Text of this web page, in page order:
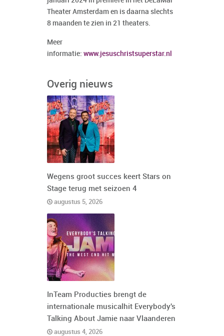
Theater Amsterdam en is daarna slechts
8 maanden te zien in 21 theaters.
Meer
informatie: www.jesuschristsuperstar.nl
Overig nieuws
Wegens groot succes keert Stars on
Stage terug met seizoen 4
augustus 5, 2026
InTeam Producties brengt de
internationale musicalhit Everybody's
Talking About Jamie naar Vlaanderen
augustus 4, 2026